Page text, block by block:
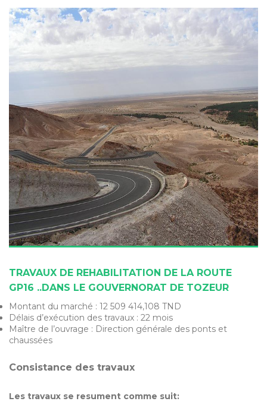
TRAVAUX DE REHABILITATION DE LA ROUTE
GP16 ..DANS LE GOUVERNORAT DE TOZEUR
Montant du marché : 12 509 414,108 TND
Délais d’exécution des travaux : 22 mois
Maître de l’ouvrage : Direction générale des ponts et
chaussées
Consistance des travaux
Les travaux se resument comme suit: